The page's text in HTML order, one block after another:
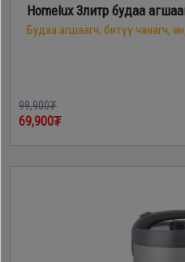
Homelux 3литр будаа
Будаа агшаагч, битүү чанагч,
99,900₮
69,900₮